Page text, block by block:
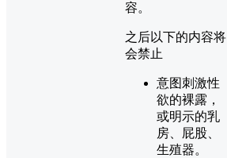
容。
之后以下的内容将
会禁止
意图刺激性
欲的裸露，
或明示的乳
房、屁股、
生殖器。